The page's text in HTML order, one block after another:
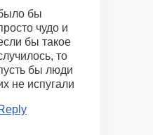
бы
чудо и
бы такое
то
бы люди
не испугали